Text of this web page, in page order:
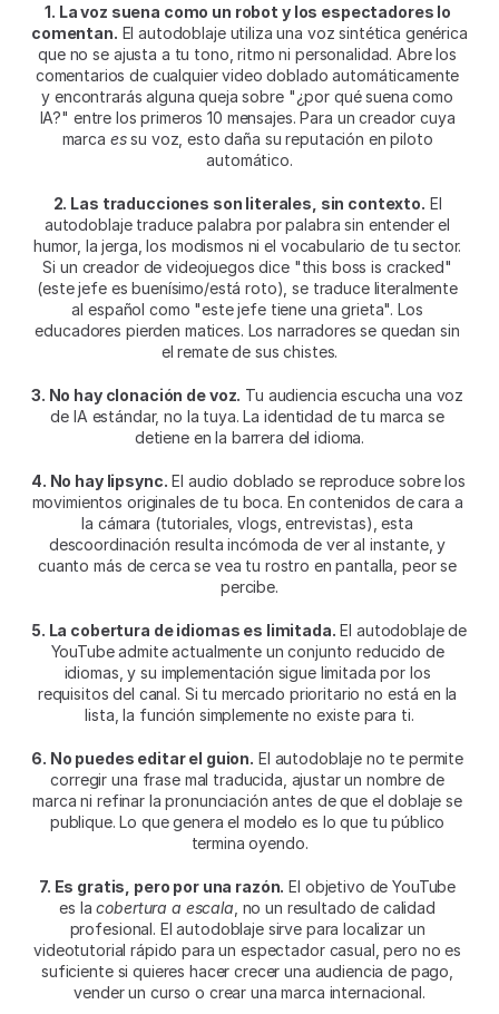
1. La voz suena como un robot y los espectadores lo
comentan. El autodoblaje utiliza una voz sintética genérica
que no se ajusta a tu tono, ritmo ni personalidad. Abre los
comentarios de cualquier video doblado automáticamente
y encontrarás alguna queja sobre "¿por qué suena como
IA?" entre los primeros 10 mensajes. Para un creador cuya
marca es su voz, esto daña su reputación en piloto
automático.
2. Las traducciones son literales, sin contexto. El
autodoblaje traduce palabra por palabra sin entender el
humor, la jerga, los modismos ni el vocabulario de tu sector.
Si un creador de videojuegos dice "this boss is cracked"
(este jefe es buenísimo/está roto), se traduce literalmente
al español como "este jefe tiene una grieta". Los
educadores pierden matices. Los narradores se quedan sin
el remate de sus chistes.
3. No hay clonación de voz. Tu audiencia escucha una voz
de IA estándar, no la tuya. La identidad de tu marca se
detiene en la barrera del idioma.
4. No hay lipsync. El audio doblado se reproduce sobre los
movimientos originales de tu boca. En contenidos de cara a
la cámara (tutoriales, vlogs, entrevistas), esta
descoordinación resulta incómoda de ver al instante, y
cuanto más de cerca se vea tu rostro en pantalla, peor se
percibe.
5. La cobertura de idiomas es limitada. El autodoblaje de
YouTube admite actualmente un conjunto reducido de
idiomas, y su implementación sigue limitada por los
requisitos del canal. Si tu mercado prioritario no está en la
lista, la función simplemente no existe para ti.
6. No puedes editar el guion. El autodoblaje no te permite
corregir una frase mal traducida, ajustar un nombre de
marca ni refinar la pronunciación antes de que el doblaje se
publique. Lo que genera el modelo es lo que tu público
termina oyendo.
7. Es gratis, pero por una razón. El objetivo de YouTube
es la cobertura a escala , no un resultado de calidad
profesional. El autodoblaje sirve para localizar un
videotutorial rápido para un espectador casual, pero no es
suficiente si quieres hacer crecer una audiencia de pago,
vender un curso o crear una marca internacional.